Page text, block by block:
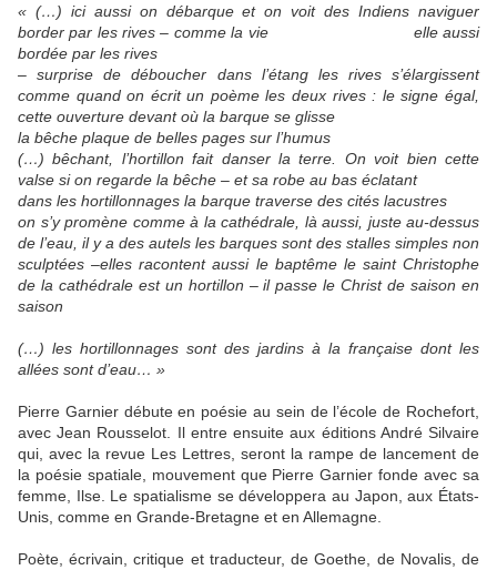
« (…) ici aussi on débarque et on voit des Indiens naviguer
border par les rives – comme la vie elle aussi
bordée par les rives
– surprise de déboucher dans l’étang les rives s’élargissent
comme quand on écrit un poème les deux rives : le signe égal,
cette ouverture devant où la barque se glisse
la bêche plaque de belles pages sur l’humus
(…) bêchant, l’hortillon fait danser la terre. On voit bien cette
valse si on regarde la bêche – et sa robe au bas éclatant
dans les hortillonnages la barque traverse des cités lacustres
on s’y promène comme à la cathédrale, là aussi, juste au-dessus
de l’eau, il y a des autels les barques sont des stalles simples non
sculptées –elles racontent aussi le baptême le saint Christophe
de la cathédrale est un hortillon – il passe le Christ de saison en
saison
(…) les hortillonnages sont des jardins à la française dont les
allées sont d’eau… »
Pierre Garnier débute en poésie au sein de l’école de Rochefort,
avec Jean Rousselot. Il entre ensuite aux éditions André Silvaire
qui, avec la revue Les Lettres, seront la rampe de lancement de
la poésie spatiale, mouvement que Pierre Garnier fonde avec sa
femme, Ilse. Le spatialisme se développera au Japon, aux États-
Unis, comme en Grande-Bretagne et en Allemagne.
Poète, écrivain, critique et traducteur, de Goethe, de Novalis, de